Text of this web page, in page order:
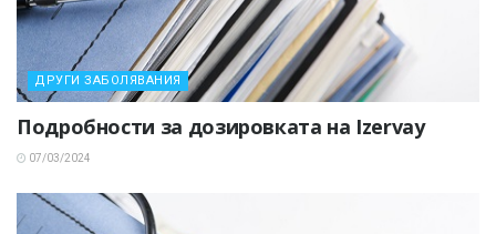
ДРУГИ ЗАБОЛЯВАНИЯ
Подробности за дозировката на Izervay
07/03/2024